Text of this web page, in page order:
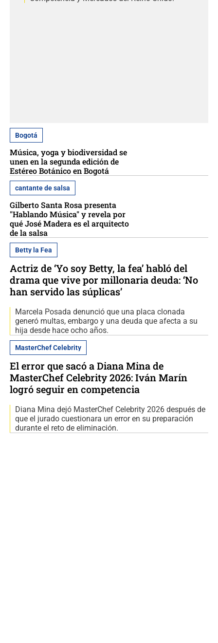
Bogotá
Música, yoga y biodiversidad se
unen en la segunda edición de
Estéreo Botánico en Bogotá
cantante de salsa
Gilberto Santa Rosa presenta
"Hablando Música" y revela por
qué José Madera es el arquitecto
de la salsa
Betty la Fea
Actriz de ‘Yo soy Betty, la fea’ habló del
drama que vive por millonaria deuda: ‘No
han servido las súplicas’
Marcela Posada denunció que una placa clonada
generó multas, embargo y una deuda que afecta a su
hija desde hace ocho años.
MasterChef Celebrity
El error que sacó a Diana Mina de
MasterChef Celebrity 2026: Iván Marín
logró seguir en competencia
Diana Mina dejó MasterChef Celebrity 2026 después de
que el jurado cuestionara un error en su preparación
durante el reto de eliminación.